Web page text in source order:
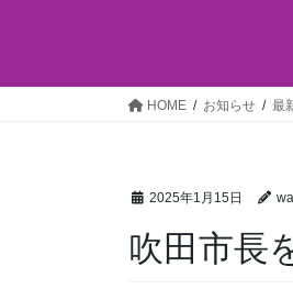
HOME お知らせ 最
2025年1月15日
吹田市長